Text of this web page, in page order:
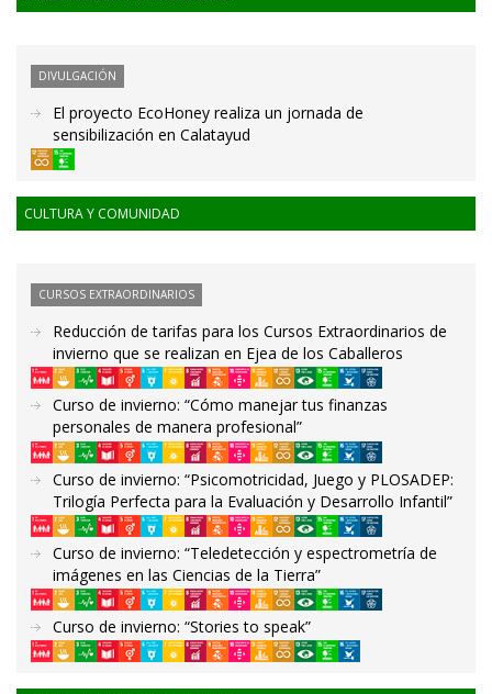
DIVULGACIÓN
El proyecto EcoHoney realiza un jornada de
sensibilización en Calatayud
CULTURA Y COMUNIDAD
CURSOS EXTRAORDINARIOS
Reducción de tarifas para los Cursos Extraordinarios de
invierno que se realizan en Ejea de los Caballeros
Curso de invierno: “Cómo manejar tus finanzas
personales de manera profesional”
Curso de invierno: “Psicomotricidad, Juego y PLOSADEP:
Trilogía Perfecta para la Evaluación y Desarrollo Infantil”
Curso de invierno: “Teledetección y espectrometría de
imágenes en las Ciencias de la Tierra”
Curso de invierno: “Stories to speak”